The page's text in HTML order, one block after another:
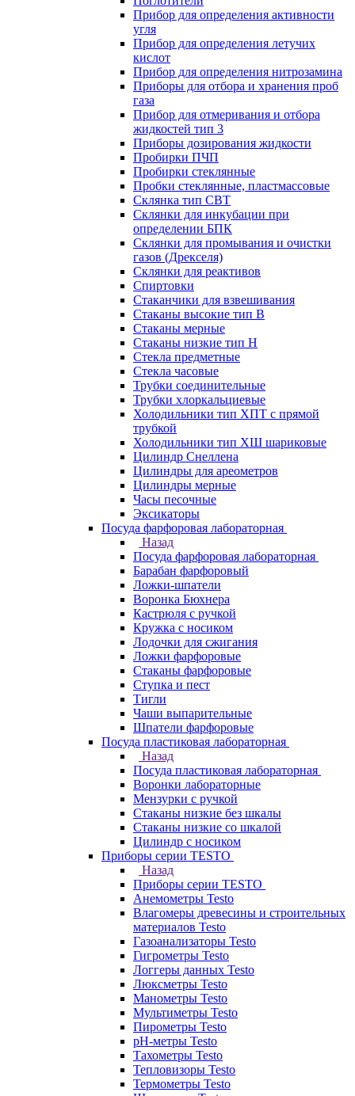
Прибор для определения активности
угля
Прибор для определения летучих
кислот
Прибор для определения нитрозамина
Приборы для отбора и хранения проб
газа
Прибор для отмеривания и отбора
жидкостей тип 3
Приборы дозирования жидкости
Пробирки ПЧП
Пробирки стеклянные
Пробки стеклянные, пластмассовые
Склянка тип СВТ
Склянки для инкубации при
определении БПК
Склянки для промывания и очистки
газов (Дрекселя)
Склянки для реактивов
Спиртовки
Стаканчики для взвешивания
Стаканы высокие тип В
Стаканы мерные
Стаканы низкие тип Н
Стекла предметные
Стекла часовые
Трубки соединительные
Трубки хлоркальциевые
Холодильники тип ХПТ с прямой
трубкой
Холодильники тип ХШ шариковые
Цилиндр Снеллена
Цилиндры для ареометров
Цилиндры мерные
Часы песочные
Эксикаторы
Посуда фарфоровая лабораторная
Назад
Посуда фарфоровая лабораторная
Барабан фарфоровый
Ложки-шпатели
Воронка Бюхнера
Кастрюля с ручкой
Кружка с носиком
Лодочки для сжигания
Ложки фарфоровые
Стаканы фарфоровые
Ступка и пест
Тигли
Чаши выпарительные
Шпатели фарфоровые
Посуда пластиковая лабораторная
Назад
Посуда пластиковая лабораторная
Воронки лабораторные
Мензурки с ручкой
Стаканы низкие без шкалы
Стаканы низкие со шкалой
Цилиндр с носиком
Приборы серии TESTO
Назад
Приборы серии TESTO
Анемометры Testo
Влагомеры древесины и строительных
материалов Testo
Газоанализаторы Testo
Гигрометры Testo
Логгеры данных Testo
Люксметры Testo
Манометры Testo
Мультиметры Testo
Пирометры Testo
pH-метры Testo
Тахометры Testo
Тепловизоры Testo
Термометры Testo